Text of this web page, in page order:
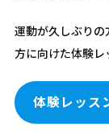
運動が久しぶり
方に向けた体験レ
体験レッス